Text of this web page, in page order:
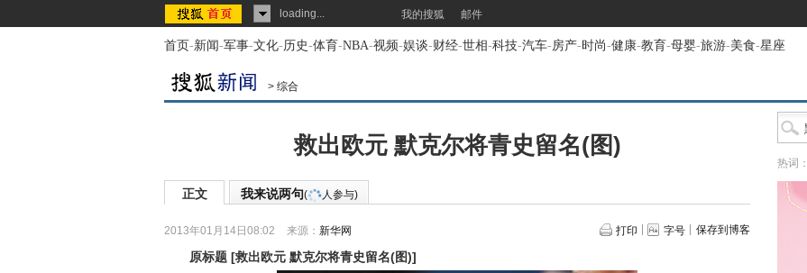
loading... 我的搜狐 邮件
首页-新闻-军事-文化-历史-体育-NBA-视频-娱谈-财经-世相-科技-汽车-房产-时尚-健康-教育-母婴-旅游-美食-星座
> 综合
救出欧元 默克尔将青史留名(图)
正文 我来说两句( 人参与)
2013年01月14日08:02 来源： 新华网 打印 字号 保存到博客
原标题 [救出欧元 默克尔将青史留名(图)]
热词：